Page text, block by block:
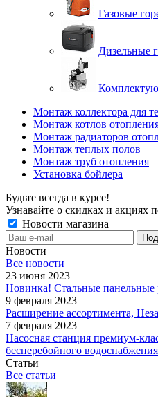
Газовые
Дизельные
Монтаж коллектора для
Монтаж котлов
Монтаж радиаторов
Монтаж теплых полов
Монтаж труб отопления
Установка бойлера
Будьте всегда в курсе!
Узнавайте о скидках и акциях
Новости магазина
Новости
Все новости
23 июня 2023
Новинка! Стальные панельные
9 февраля 2023
Расширение ассортимента,
7 февраля 2023
Насосная станция премиум-
бесперебойного водоснабжения
Статьи
Все статьи